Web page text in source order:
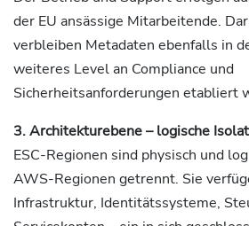
der EU ansässige Mitarbeitende.
verbleiben Metadaten ebenfalls in
weiteres Level an Compliance und
Sicherheitsanforderungen etabliert
3. Architekturebene – logische
ESC-Regionen sind physisch und
AWS-Regionen getrennt. Sie
Infrastruktur, Identitätssysteme,